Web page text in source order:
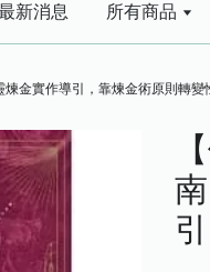
新消息 所有商品
煉金實作導引，靠煉金術原則轉變